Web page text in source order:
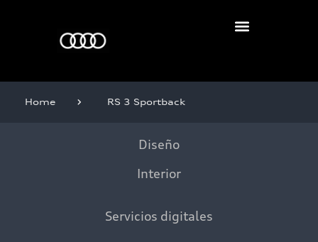
Home RS 3 Sportback
Diseño
Interior
Servicios digitales